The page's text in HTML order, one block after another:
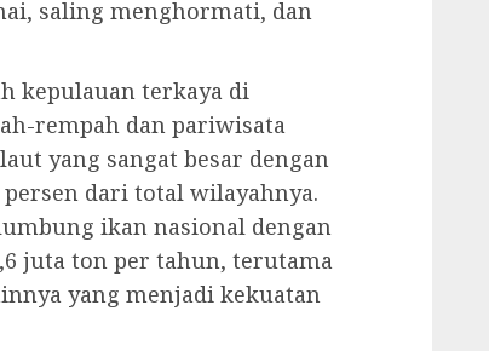
saling menghormati, dan
kepulauan terkaya di
rempah dan pariwisata
yang sangat besar dengan
dari total wilayahnya.
ikan nasional dengan
juta ton per tahun, terutama
yang menjadi kekuatan